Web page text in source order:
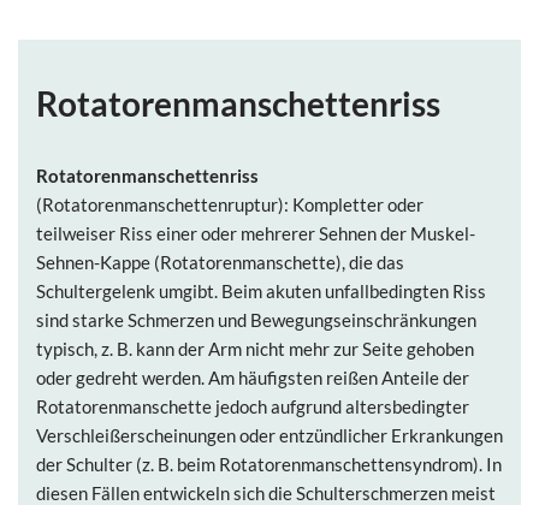
Rotatorenmanschettenriss
Rotatorenmanschettenriss
(Rotatorenmanschettenruptur): Kompletter oder
teilweiser Riss einer oder mehrerer Sehnen der Muskel-
Sehnen-Kappe (Rotatorenmanschette), die das
Schultergelenk umgibt. Beim akuten unfallbedingten Riss
sind starke Schmerzen und Bewegungseinschränkungen
typisch, z. B. kann der Arm nicht mehr zur Seite gehoben
oder gedreht werden. Am häufigsten reißen Anteile der
Rotatorenmanschette jedoch aufgrund altersbedingter
Verschleißerscheinungen oder entzündlicher Erkrankungen
der Schulter (z. B. beim Rotatorenmanschettensyndrom). In
diesen Fällen entwickeln sich die Schulterschmerzen meist